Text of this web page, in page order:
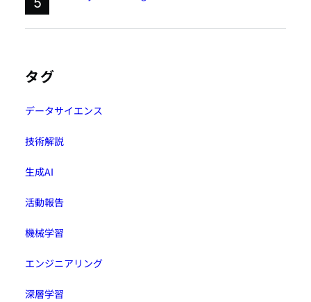
タグ
データサイエンス
技術解説
生成AI
活動報告
機械学習
エンジニアリング
深層学習